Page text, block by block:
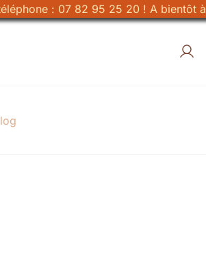
: 07 82 95 25 20 ! A bientôt